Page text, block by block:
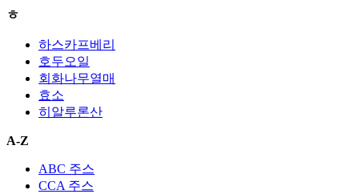
ㅎ
하스카프베리
호두오일
회화나무열매
효소
히알루론산
A-Z
ABC 주스
CCA 주스